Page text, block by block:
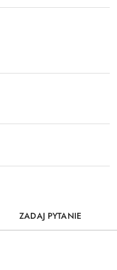
ZADAJ PYTANIE